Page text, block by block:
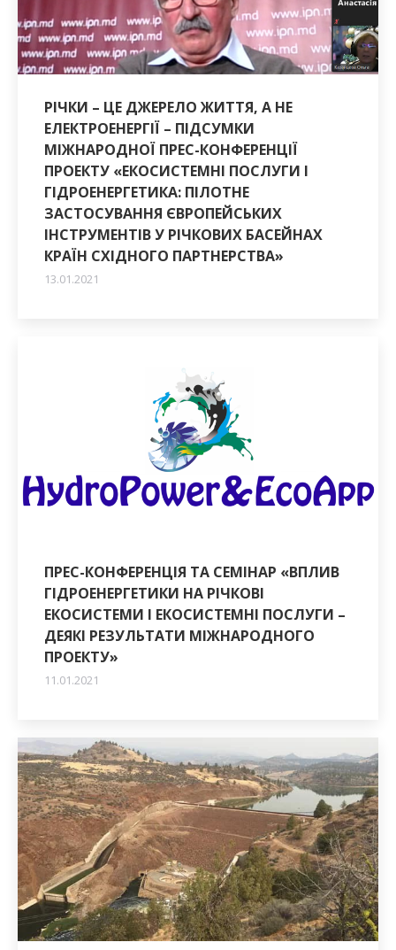
РІЧКИ – ЦЕ ДЖЕРЕЛО ЖИТТЯ, А НЕ
ЕЛЕКТРОЕНЕРГІЇ – ПІДСУМКИ
МІЖНАРОДНОЇ ПРЕС-КОНФЕРЕНЦІЇ
ПРОЕКТУ «ЕКОСИСТЕМНІ ПОСЛУГИ І
ГІДРОЕНЕРГЕТИКА: ПІЛОТНЕ
ЗАСТОСУВАННЯ ЄВРОПЕЙСЬКИХ
ІНСТРУМЕНТІВ У РІЧКОВИХ БАСЕЙНАХ
КРАЇН СХІДНОГО ПАРТНЕРСТВА»
13.01.2021
ПРЕС-КОНФЕРЕНЦІЯ ТА СЕМІНАР «ВПЛИВ
ГІДРОЕНЕРГЕТИКИ НА РІЧКОВІ
ЕКОСИСТЕМИ І ЕКОСИСТЕМНІ ПОСЛУГИ –
ДЕЯКІ РЕЗУЛЬТАТИ МІЖНАРОДНОГО
ПРОЕКТУ»
11.01.2021